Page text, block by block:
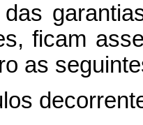
ficam
as